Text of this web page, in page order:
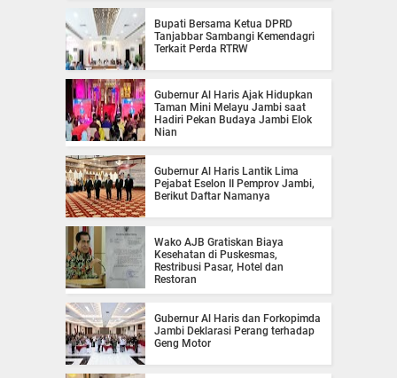
Bupati Bersama Ketua DPRD
Tanjabbar Sambangi Kemendagri
Terkait Perda RTRW
Gubernur Al Haris Ajak Hidupkan
Taman Mini Melayu Jambi saat
Hadiri Pekan Budaya Jambi Elok
Nian
Gubernur Al Haris Lantik Lima
Pejabat Eselon II Pemprov Jambi,
Berikut Daftar Namanya
Wako AJB Gratiskan Biaya
Kesehatan di Puskesmas,
Restribusi Pasar, Hotel dan
Restoran
Gubernur Al Haris dan Forkopimda
Jambi Deklarasi Perang terhadap
Geng Motor